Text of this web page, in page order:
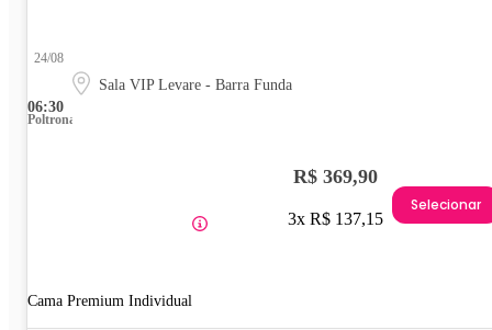
06:30
24/08
Sala VIP Levare - Barra Funda
Poltrona
Cama Premium Individual
R$ 369,90
3x R$ 137,15
Selecionar